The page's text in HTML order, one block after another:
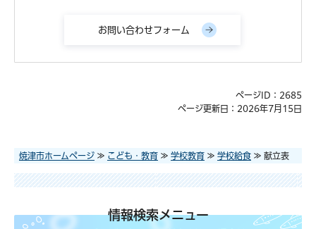
ページID：2685
ページ更新日：2026年7月15日
焼津市ホームページ ≫ こども・教育 ≫ 学校教育 ≫ 学校給食 ≫ 献立表
情報検索メニュー